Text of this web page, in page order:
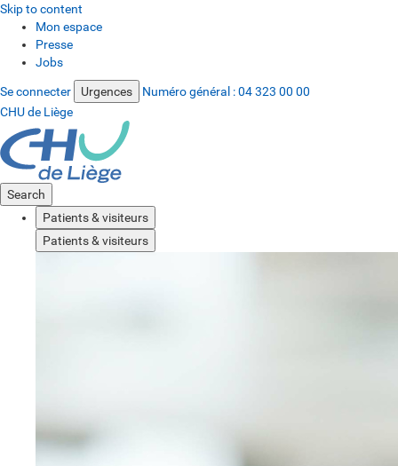
Skip to content
Mon espace
Presse
Jobs
Se connecter Urgences Numéro général :04 323 00 00
CHU de Liège
Search
Patients & visiteurs
Patients & visiteurs